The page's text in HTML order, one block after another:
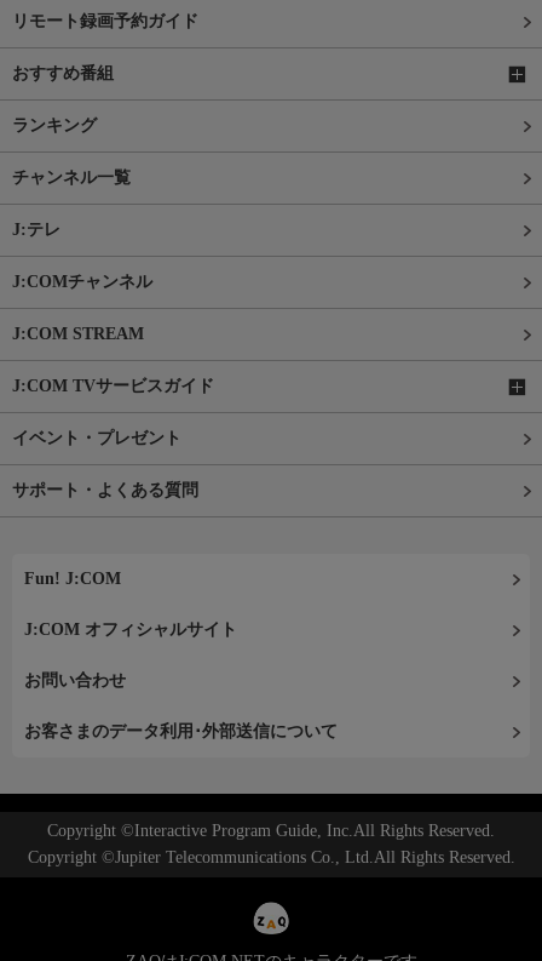
リモート録画予約ガイド
おすすめ番組
ランキング
チャンネル一覧
J:テレ
J:COMチャンネル
J:COM STREAM
J:COM TVサービスガイド
イベント・プレゼント
サポート・よくある質問
Fun! J:COM
J:COM オフィシャルサイト
お問い合わせ
お客さまのデータ利用･外部送信について
Copyright ©Interactive Program Guide, Inc.All Rights Reserved.
Copyright ©Jupiter Telecommunications Co., Ltd.All Rights Reserved.